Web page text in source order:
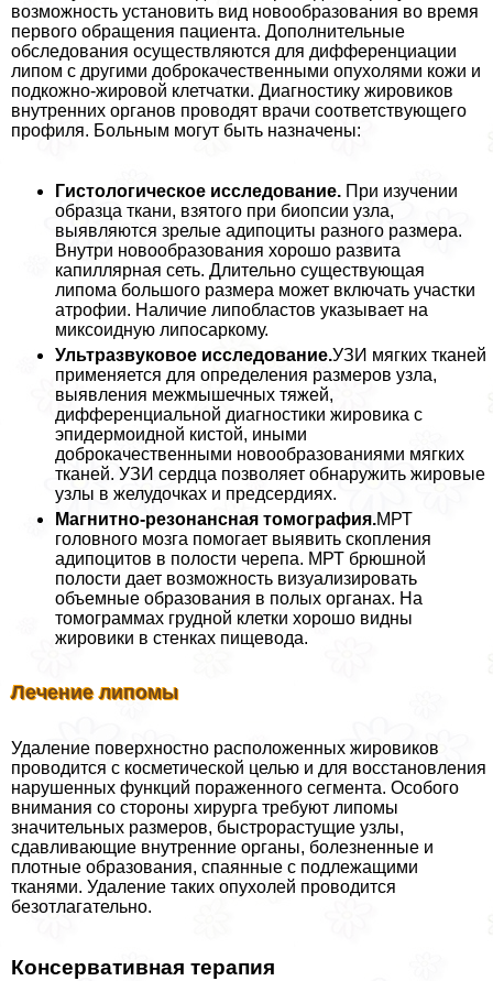
возможность установить вид новообразования во время
первого обращения пациента. Дополнительные
обследования осуществляются для дифференциации
липом с другими доброкачественными опухолями кожи и
подкожно-жировой клетчатки. Диагностику жировиков
внутренних органов проводят врачи соответствующего
профиля. Больным могут быть назначены:
Гистологическое исследование. При изучении
образца ткани, взятого при биопсии узла,
выявляются зрелые адипоциты разного размера.
Внутри новообразования хорошо развита
капиллярная сеть. Длительно существующая
липома большого размера может включать участки
атрофии. Наличие липобластов указывает на
миксоидную липосаркому.
Ультразвуковое исследование.УЗИ мягких тканей
применяется для определения размеров узла,
выявления межмышечных тяжей,
дифференциальной диагностики жировика с
эпидермоидной кистой, иными
доброкачественными новообразованиями мягких
тканей. УЗИ сердца позволяет обнаружить жировые
узлы в желудочках и предсердиях.
Магнитно-резонансная томография.МРТ
головного мозга помогает выявить скопления
адипоцитов в полости черепа. МРТ брюшной
полости дает возможность визуализировать
объемные образования в полых органах. На
томограммах грудной клетки хорошо видны
жировики в стенках пищевода.
Лечение липомы
Удаление поверхностно расположенных жировиков
проводится с косметической целью и для восстановления
нарушенных функций пораженного сегмента. Особого
внимания со стороны хирурга требуют липомы
значительных размеров, быстрорастущие узлы,
сдавливающие внутренние органы, болезненные и
плотные образования, спаянные с подлежащими
тканями. Удаление таких опухолей проводится
безотлагательно.
Консервативная терапия